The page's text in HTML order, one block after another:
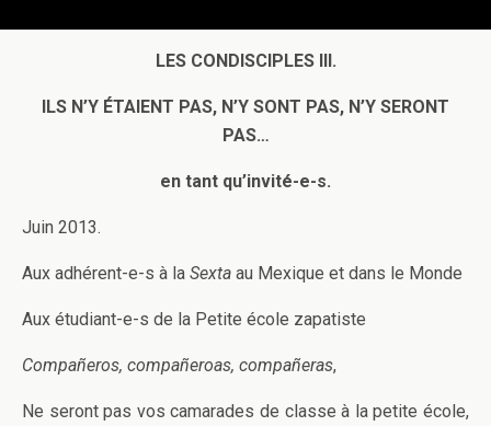
LES CONDISCIPLES III.
ILS N’Y ÉTAIENT PAS, N’Y SONT PAS, N’Y SERONT
PAS…
en tant qu’invité-e-s.
Juin 2013.
Aux adhérent-e-s à la Sexta au Mexique et dans le Monde
Aux étudiant-e-s de la Petite école zapatiste
Compañeros, compañeroas, compañeras,
Ne seront pas vos camarades de classe à la petite école,